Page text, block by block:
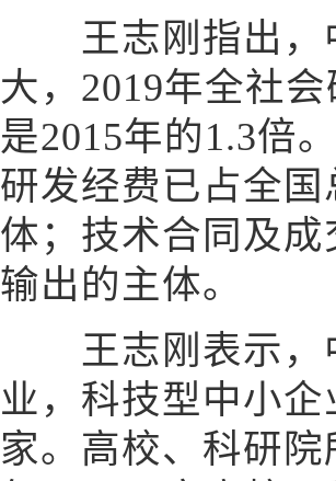
王志刚指出，
大，2019年全社
是2015年的1.3倍
研发经费已占全
体；技术合同及
输出的主体。
王志刚表示，
业，科技型中小
家。高校、科研